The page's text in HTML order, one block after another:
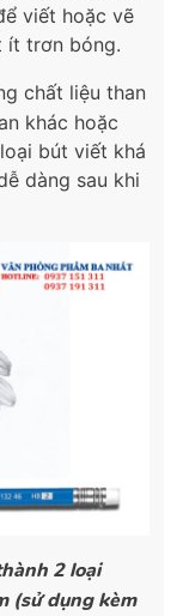
viết hoặc vẽ
ít trơn bóng.
chất liệu than
khác hoặc
bút viết khá
dàng sau khi
2 loại
(sử dụng kèm